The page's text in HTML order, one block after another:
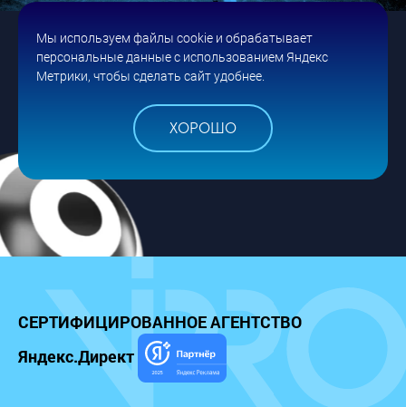
Спорт как бизнес. Сайт для организатора
спортивных мероприятий
Newman Sport & Consulting
ДЛЯ БИЗНЕСА ДОСУГ И РАЗВЛЕЧЕНИЯ
СЕРТИФИЦИРОВАННОЕАГЕНТСТВО
Яндекс.Директ
Мы используем файлы cookie и обрабатывает
персональные данные с использованием Яндекс
Метрики, чтобы сделать сайт удобнее.
ХОРОШО